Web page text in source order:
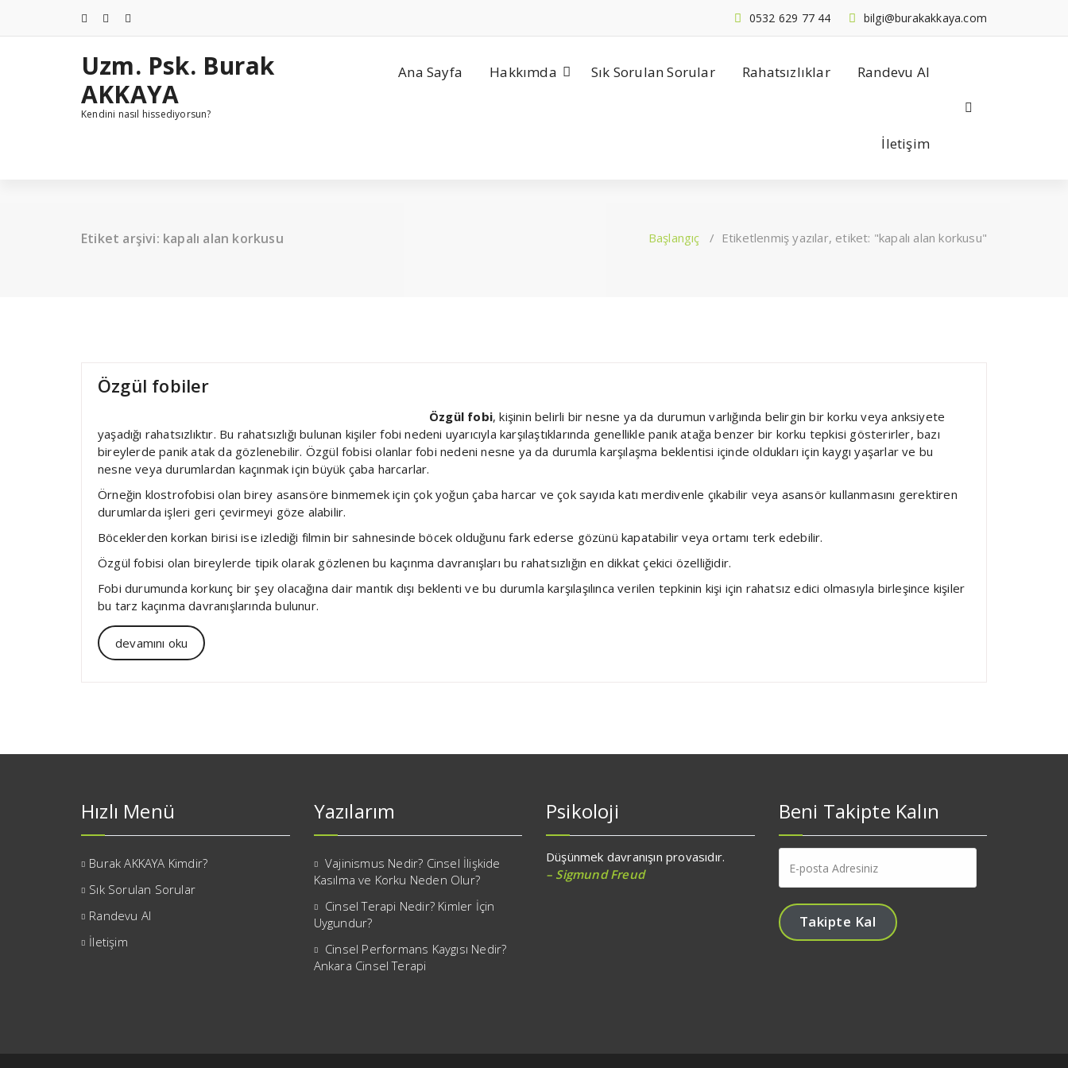
bilgi@burakakkaya.com
0532 629 77 44
Uzm. Psk. Burak
AKKAYA
Kendini nasıl hissediyorsun?
Ana Sayfa Hakkımda Sık Sorulan Sorular Rahatsızlıklar Randevu Al
İletişim
Etiket arşivi: kapalı alan korkusu Başlangıç / Etiketlenmiş yazılar, etiket: "kapalı alan korkusu"
Özgül fobiler
Özgül fobi, kişinin belirli bir nesne ya da durumun varlığında belirgin bir korku veya anksiyete
yaşadığı rahatsızlıktır. Bu rahatsızlığı bulunan kişiler fobi nedeni uyarıcıyla karşılaştıklarında genellikle panik atağa benzer bir korku tepkisi gösterirler, bazı
bireylerde panik atak da gözlenebilir. Özgül fobisi olanlar fobi nedeni nesne ya da durumla karşılaşma beklentisi içinde oldukları için kaygı yaşarlar ve bu
nesne veya durumlardan kaçınmak için büyük çaba harcarlar.
Örneğin klostrofobisi olan birey asansöre binmemek için çok yoğun çaba harcar ve çok sayıda katı merdivenle çıkabilir veya asansör kullanmasını gerektiren
durumlarda işleri geri çevirmeyi göze alabilir.
Böceklerden korkan birisi ise izlediği filmin bir sahnesinde böcek olduğunu fark ederse gözünü kapatabilir veya ortamı terk edebilir.
Özgül fobisi olan bireylerde tipik olarak gözlenen bu kaçınma davranışları bu rahatsızlığın en dikkat çekici özelliğidir.
Fobi durumunda korkunç bir şey olacağına dair mantık dışı beklenti ve bu durumla karşılaşılınca verilen tepkinin kişi için rahatsız edici olmasıyla birleşince kişiler
bu tarz kaçınma davranışlarında bulunur.
devamını oku
Hızlı Menü
Burak AKKAYA Kimdir?
Sık Sorulan Sorular
Randevu Al
İletişim
Yazılarım
Vajinismus Nedir? Cinsel İlişkide
Kasılma ve Korku Neden Olur?
Cinsel Terapi Nedir? Kimler İçin
Uygundur?
Cinsel Performans Kaygısı Nedir?
Ankara Cinsel Terapi
Psikoloji
Düşünmek davranışın provasıdır.
– Sigmund Freud
Beni Takipte Kalın
posta
Adresiniz
Takipte Kal